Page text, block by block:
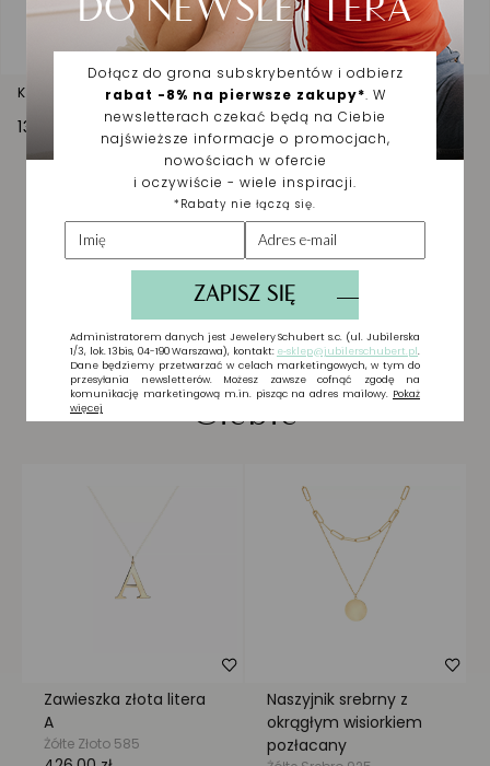
Kolczyki srebrne wiszące długie z cyrkoniami
130,00 zł
Biżuteria wybrana dla
Ciebie